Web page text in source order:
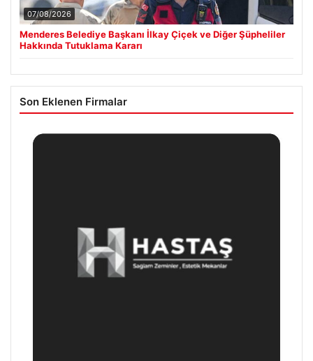
07/08/2026
Menderes Belediye Başkanı İlkay Çiçek ve Diğer Şüpheliler
Hakkında Tutuklama Kararı
Son Eklenen Firmalar